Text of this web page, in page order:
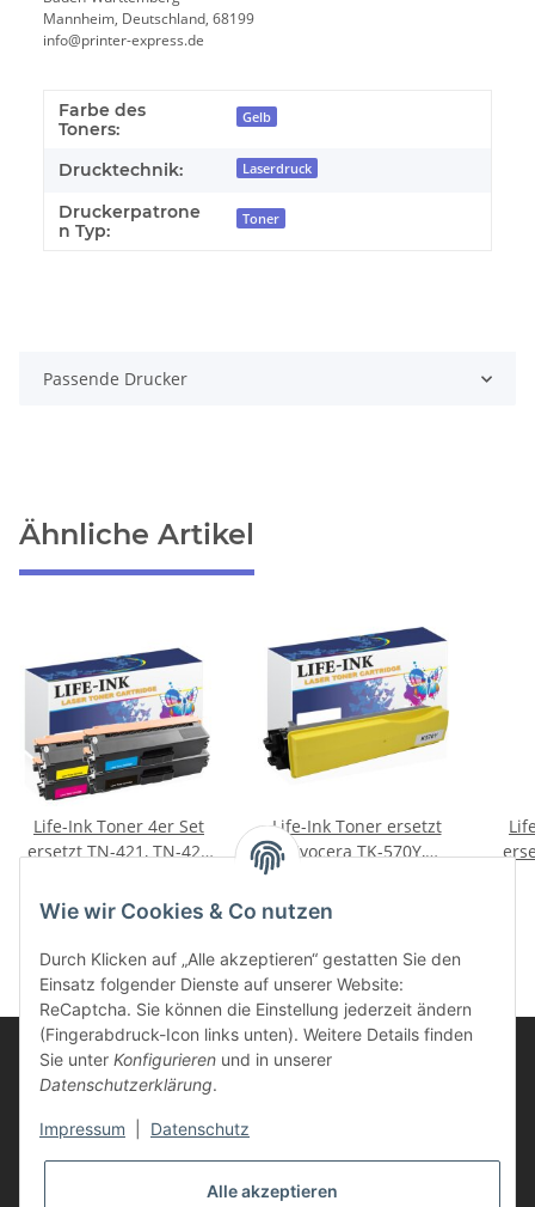
Mannheim, Deutschland, 68199
info@printer-express.de
Farbe des
Toners:
Gelb
Drucktechnik: Laserdruck
Druckerpatrone
n Typ:
Toner
Passende Drucker
Ähnliche Artikel
Life-Ink Toner 4er Set
ersetzt TN-421, TN-423
Life-Ink Toner ersetzt
Kyocera TK-570Y,
Kyocera Drucker gelb
Kunden Service
Wie wir Cookies & Co nutzen
Durch Klicken auf „Alle akzeptieren“ gestatten Sie den
Einsatz folgender Dienste auf unserer Website:
ReCaptcha. Sie können die Einstellung jederzeit ändern
(Fingerabdruck-Icon links unten). Weitere Details finden
Sie unter Konfigurieren und in unserer
Datenschutzerklärung.
Impressum Datenschutz
Alle akzeptieren